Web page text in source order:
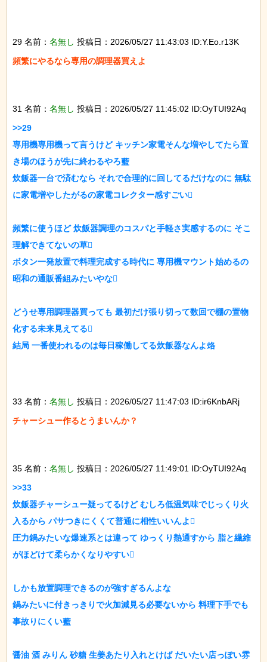
29 名前： 名無し 投稿日：2026/05/27 11:43:03 ID:Y.Eo.r13K
頻繁にやるなら専用の調理器買えよ
31 名前： 名無し 投稿日：2026/05/27 11:45:02 ID:OyTUI92Aq
>>29
専用機専用機って言うけど キッチン家電そんな増やしてたら置
き場のほうが先に終わるやろ藍
炊飯器一台で済むなら それで合理的に回してるだけなのに 無駄
に家電増やしたがるの家電コレクター感すごい
頻繁に使うほど 炊飯器調理のコスパと手軽さ実感するのに そこ
理解できてないの草
ボタン一発放置で料理完成する時代に 専用機マウント始めるの
昭和の通販番組みたいやな
どうせ専用調理器買っても 最初だけ張り切って数回で棚の置物
化する未来見えてる
結局 一番使われるのは毎日稼働してる炊飯器なんよ烙
33 名前： 名無し 投稿日：2026/05/27 11:47:03 ID:ir6KnbARj
チャーシュー作るとうまいんか？
35 名前： 名無し 投稿日：2026/05/27 11:49:01 ID:OyTUI92Aq
>>33
炊飯器チャーシュー疑ってるけど むしろ低温気味でじっくり火
入るから パサつきにくくて普通に相性いいんよ
圧力鍋みたいな爆速系とは違って ゆっくり熱通すから 脂と繊維
がほどけて柔らかくなりやすい
しかも放置調理できるのが強すぎるんよな
鍋みたいに付きっきりで火加減見る必要ないから 料理下手でも
事故りにくい藍
醤油 酒 みりん 砂糖 生姜あたり入れとけば だいたい店っぽい雰